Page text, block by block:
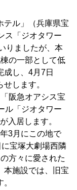
テル」（兵庫県宝
ス「ジオタワー
りましたが、本
の一部として低
成し、4月7日
します。
阪急オアシス宝
ル「ジオタワー
入居します。
3月にこの地で
宝塚大劇場西隣
方々に愛された
本施設では、旧宝